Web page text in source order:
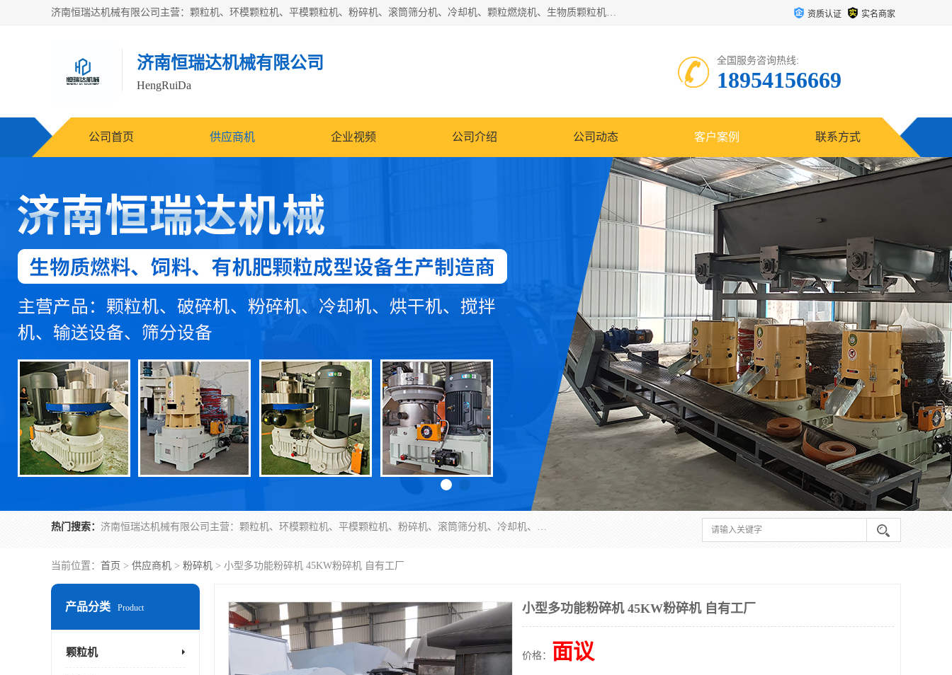
济南恒瑞达机械有限公司主营：颗粒机、环模颗粒机、平模颗粒机、粉碎机、滚筒筛分机、冷却机、颗粒燃烧机、生物质颗粒机、木屑颗粒机、秸秆颗粒机、饲料颗粒机、燃料颗粒机、木材粉碎机、秸秆粉碎机、饲料粉碎机、颗粒冷却机、锯末滚筒筛、锤片粉碎机、滚筒筛、搅拌机等产品。 资质认证 实名商家
济南恒瑞达机械有限公司
HengRuiDa
全国服务咨询热线:
18954156669
公司首页 供应商机 企业视频 公司介绍 公司动态 客户案例 联系方式
热门搜索： 济南恒瑞达机械有限公司主营：颗粒机、环模颗粒机、平模颗粒机、粉碎机、滚筒筛分机、冷却机、颗粒燃烧机、生物质颗粒机、木屑颗粒机、秸秆颗粒机、饲料颗粒机、燃料颗粒机、木材粉碎机、秸秆粉碎机、饲料粉碎机、颗粒冷却机、锯末滚筒筛、锤片粉碎机、滚筒筛、搅拌机等产品。
当前位置： 首页 > 供应商机 > 粉碎机 > 小型多功能粉碎机 45KW粉碎机 自有工厂
产品分类 Product
颗粒机
小型多功能粉碎机 45KW粉碎机 自有工厂
价格： 面议